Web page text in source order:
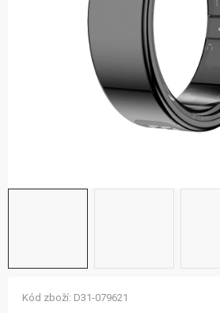
Možnosti
Kód zboží: D31-079621